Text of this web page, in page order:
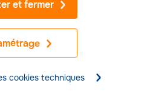
et fermer
cookies techniques
risques
choisir la bonne assurance pour